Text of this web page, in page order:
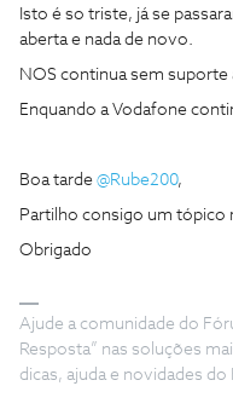
Isto é so triste, já se
aberta e nada de novo.
NOS continua sem suporte
Enquando a Vodafone
Boa tarde @Rube200,
Partilho consigo um tópico
Obrigado
Ajude a comunidade do
Resposta” nas soluções
dicas, ajuda e novidades